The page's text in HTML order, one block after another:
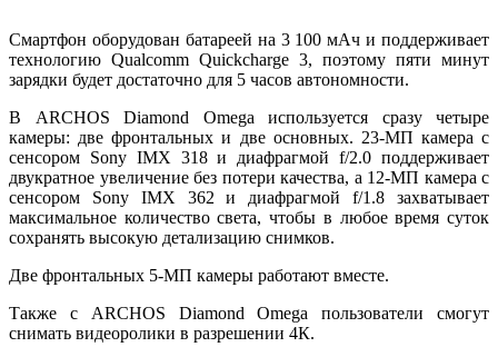
Смартфон оборудован батареей на 3 100 мАч и поддерживает
технологию Qualcomm Quickcharge 3, поэтому пяти минут
зарядки будет достаточно для 5 часов автономности.
В ARCHOS Diamond Omega используется сразу четыре
камеры: две фронтальных и две основных. 23-МП камера с
сенсором Sony IMX 318 и диафрагмой f/2.0 поддерживает
двукратное увеличение без потери качества, а 12-МП камера с
сенсором Sony IMX 362 и диафрагмой f/1.8 захватывает
максимальное количество света, чтобы в любое время суток
сохранять высокую детализацию снимков.
Две фронтальных 5-МП камеры работают вместе.
Также с ARCHOS Diamond Omega пользователи смогут
снимать видеоролики в разрешении 4К.